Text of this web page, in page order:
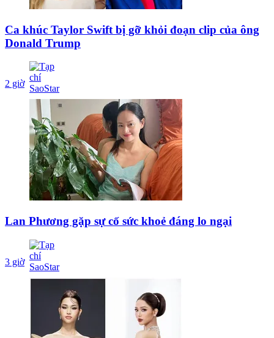
Ca khúc Taylor Swift bị gỡ khỏi đoạn clip của ông
Donald Trump
2 giờ
Lan Phương gặp sự cố sức khoẻ đáng lo ngại
3 giờ